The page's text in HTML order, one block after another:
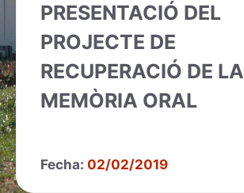
PRESENTACIÓ DEL
PROJECTE DE
RECUPERACIÓ DE LA
MEMÒRIA ORAL
Fecha: 02/02/2019